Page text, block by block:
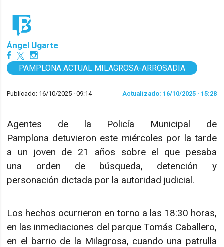
Ángel Ugarte
PAMPLONA ACTUAL MILAGROSA-ARROSADIA
Publicado: 16/10/2025 ·09:14 Actualizado: 16/10/2025 · 15:28
Agentes de la Policía Municipal de
Pamplona detuvieron este miércoles por la tarde
a un joven de 21 años sobre el que pesaba
una orden de búsqueda, detención y
personación dictada por la autoridad judicial.
Los hechos ocurrieron en torno a las 18:30 horas,
en las inmediaciones del parque Tomás Caballero,
en el barrio de la Milagrosa, cuando una patrulla